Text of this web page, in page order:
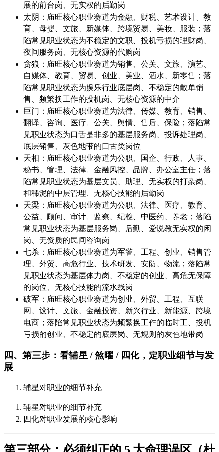
展的前台岗、无实权的后勤岗
太阴：庙旺核心职业赛道为金融、财税、艺术设计、教
育、母婴、文旅、新媒体、跨境贸易、美妆、服装；落
陷常见职业状态为不稳定的文职、投机亏损的理财岗、
夜间服务岗、无核心资源的代购岗
贪狼：庙旺核心职业赛道为销售、公关、文旅、演艺、
自媒体、教育、贸易、创业、美业、酒水、新零售；落
陷常见职业状态为娱乐行业底层岗、不稳定的散单销
售、频繁换工作的投机岗、无核心资源的中介
巨门：庙旺核心职业赛道为法律、传媒、教育、销售、
翻译、咨询、医疗、公关、舆情、售后、保险；落陷常
见职业状态为口舌是非多的基层服务岗、投诉处理岗、
底层销售、灰色地带的口舌类岗位
天相：庙旺核心职业赛道为公职、国企、行政、人事、
秘书、管理、法律、金融风控、品牌、办公室主任；落
陷常见职业状态为基层文员、助理、无实权的打杂岗、
和稀泥的中层管理、无核心技能的后勤岗
天梁：庙旺核心职业赛道为公职、法律、医疗、教育、
公益、顾问、审计、监察、纪检、中医药、养老；落陷
常见职业状态为基层服务岗、后勤、爱说教无实权的闲
岗、无资质的民间咨询岗
七杀：庙旺核心职业赛道为军警、工程、创业、销售管
理、外贸、高危行业、技术研发、安防、物流；落陷常
见职业状态为基层体力岗、不稳定的创业、高危无保障
的岗位、无核心技能的流水线岗
破军：庙旺核心职业赛道为创业、外贸、工程、互联
网、设计、文旅、金融投资、新兴行业、新能源、跨境
电商；落陷常见职业状态为频繁换工作的临时工、投机
亏损的创业、不稳定的底层岗、无规则的灰色地带岗
四、第三步：看辅星 / 煞曜 / 四化，定职业细节与发
展
辅星对职业的细节补充
辅星对职业的细节补充
四化对职业发展的核心影响